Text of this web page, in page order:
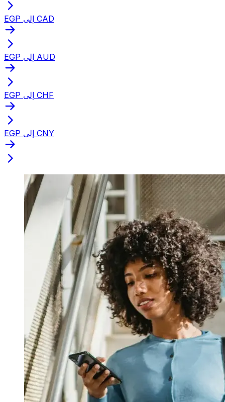
EGP إلى CAD
EGP إلى AUD
EGP إلى CHF
EGP إلى CNY